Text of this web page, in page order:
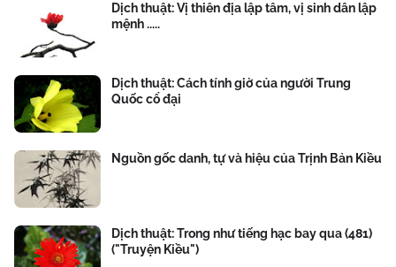
Dịch thuật: Vị thiên địa lập tâm, vị sinh dân lập
mệnh .....
Dịch thuật: Cách tính giờ của người Trung
Quốc cổ đại
Nguồn gốc danh, tự và hiệu của Trịnh Bản Kiều
Dịch thuật: Trong như tiếng hạc bay qua (481)
("Truyện Kiều")